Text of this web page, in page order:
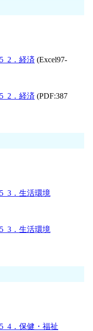
．経済 (Excel97-
．経済 (PDF:387
．生活環境
．生活環境
．保健・福祉